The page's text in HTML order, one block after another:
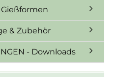
Gießformen
& Zubehör
- Downloads